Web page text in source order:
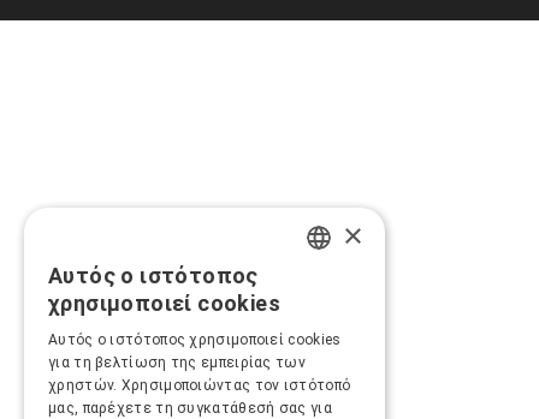
×
Αυτός ο ιστότοπος
χρησιμοποιεί cookies
Αυτός ο ιστότοπος χρησιμοποιεί cookies
για τη βελτίωση της εμπειρίας των
χρηστών. Χρησιμοποιώντας τον ιστότοπό
μας, παρέχετε τη συγκατάθεσή σας για